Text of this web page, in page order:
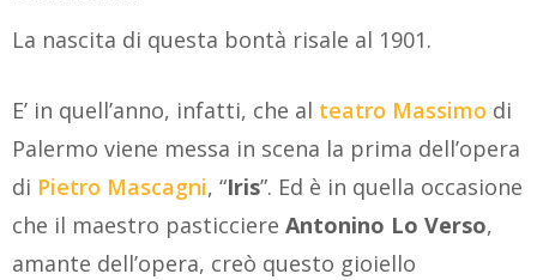
La nascita di questa bontà risale al 1901.
E’ in quell’anno, infatti, che al teatro Massimo di
Palermo viene messa in scena la prima dell’opera
di Pietro Mascagni, “Iris”. Ed è in quella occasione
che il maestro pasticciere Antonino Lo Verso,
amante dell’opera, creò questo gioiello